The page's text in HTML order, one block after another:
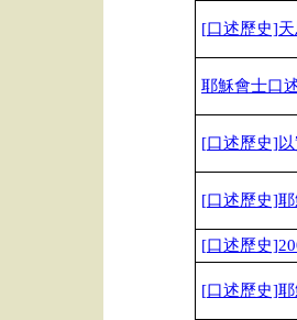
[口述歷史]
耶穌會士口
[口述歷史]
[口述歷史]
[口述歷史
[口述歷史]